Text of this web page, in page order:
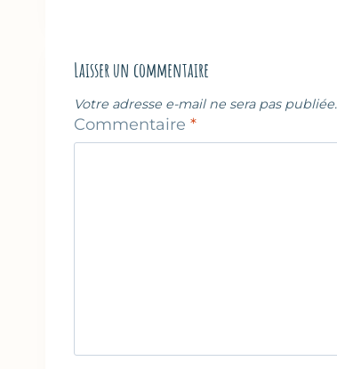
Laisser un commentaire
Votre adresse e-mail ne sera pas publiée.
Commentaire *